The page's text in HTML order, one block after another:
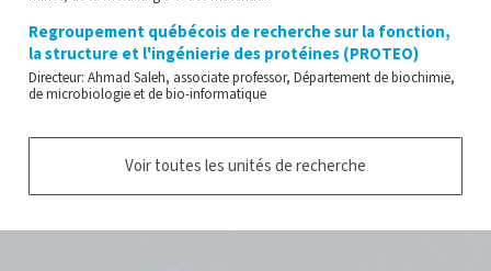
Regroupement québécois de recherche sur la fonction,
la structure et l'ingénierie des protéines (PROTEO)
Directeur: Ahmad Saleh, associate professor, Département de biochimie,
de microbiologie et de bio-informatique
Voir toutes les unités de recherche